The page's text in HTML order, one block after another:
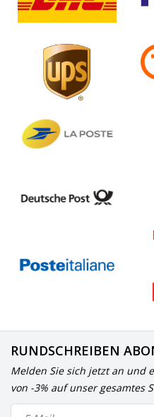
RUNDSCHREIBEN
Melden Sie sich jetzt an und
von -3% auf unser gesamtes